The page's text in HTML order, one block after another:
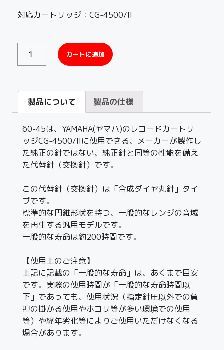
対応カートリッジ：CG-4500/II
カートに追加
製品について 製品の仕様
60-45は、YAMAHA(ヤマハ)のレコードカートリ
ッジCG-4500/IIに使用できる、メーカーが製作し
た純正の針ではない、純正針と同等の性能を備え
た代替針（交換針）です。
この代替針（交換針）は「合成ダイヤ丸針」タイ
プです。
標準的な円錐形状を持つ、一般的なレンジの音域
を再生する汎用モデルです。
一般的な寿命は約200時間です。
【使用上のご注意】
上記に記載の「一般的な寿命」は、あくまで目安
です。実際の使用時間が「一般的な寿命時間以
下」であっても、使用状況（指定針圧以外での負
担の掛かる使用やホコリ等が多い環境での使用
等）や経年劣化等によりご使用いただけなくなる
場合があります。